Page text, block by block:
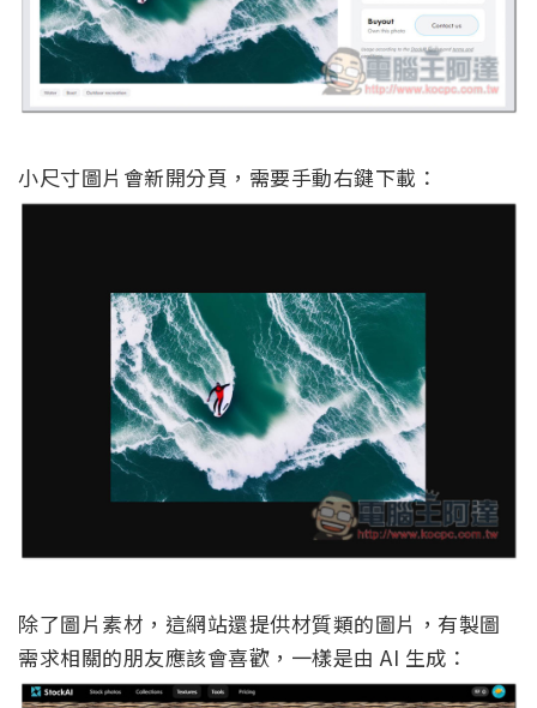
小尺寸圖片會新開分頁，需要手動右鍵下載：
除了圖片素材，這網站還提供材質類的圖片，有製圖
需求相關的朋友應該會喜歡，一樣是由 AI 生成：